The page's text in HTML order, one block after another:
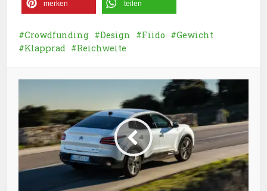
merken teilen
Crowdfunding Design Fiido
Gewicht
Klapprad
Reichweite